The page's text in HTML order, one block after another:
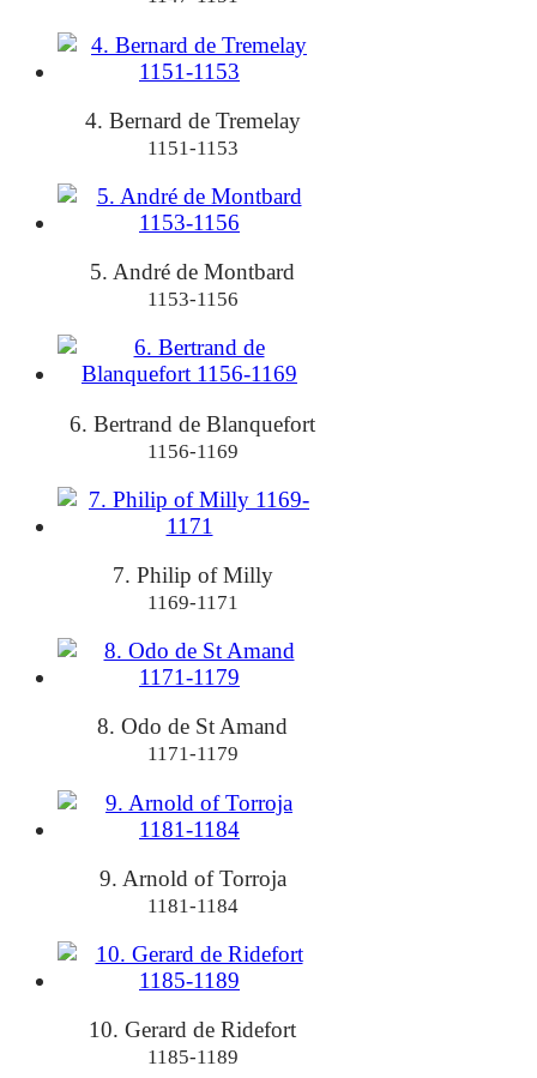
4. Bernard de Tremelay
1151-1153
5. André de Montbard
1153-1156
6. Bertrand de Blanquefort
1156-1169
7. Philip of Milly
1169-1171
8. Odo de St Amand
1171-1179
9. Arnold of Torroja
1181-1184
10. Gerard de Ridefort
1185-1189